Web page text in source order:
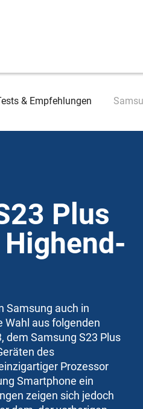
& Empfehlungen
Plus
Samsung auch in
Wahl aus folgenden
dem Samsung S23 Plus
des
Prozessor
Smartphone ein
zeigen sich jedoch